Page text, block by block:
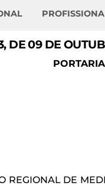
DE 09 DE
REGIONAL DE